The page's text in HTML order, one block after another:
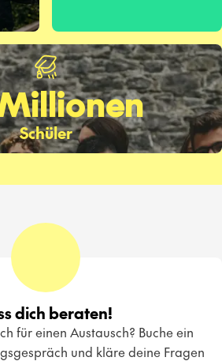
Schüler
dich beraten!
für einen Austausch? Buche ein
und kläre deine Fragen